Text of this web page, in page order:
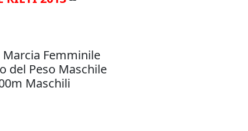
Femminile
del Peso Maschile
Maschili